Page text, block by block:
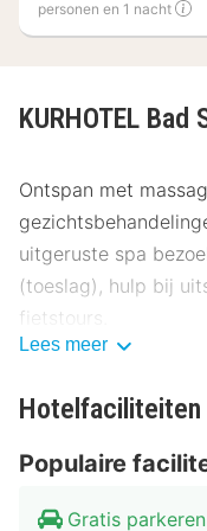
personen en 1 nacht
KURHOTEL Bad
Ontspan met
uitgeruste spa
(toeslag), hulp bij
fietstours.
van een
van een gratis
Deze
Lees meer
Hotelfaciliteiten
Populaire
Gratis parkeren